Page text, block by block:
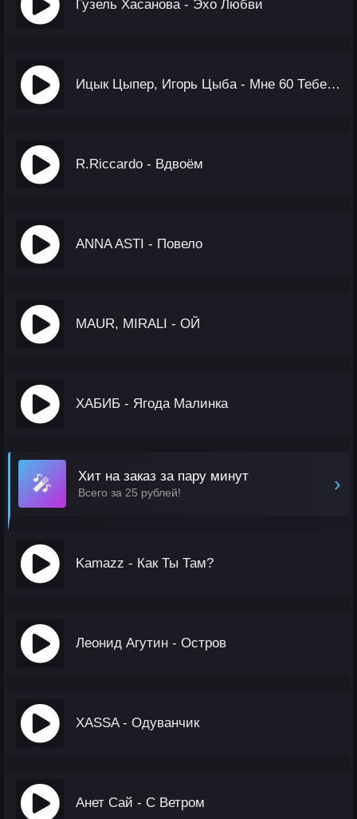
Гузель Хасанова - Эхо Любви
Ицык Цыпер, Игорь Цыба - Мне 60 Тебе 22
R.Riccardo - Вдвоём
ANNA ASTI - Повело
MAUR, MIRALI - ОЙ
ХАБИБ - Ягода Малинка
🎤 Хит на заказ за пару минут
Всего за 25 рублей! ›
Kamazz - Как Ты Там?
Леонид Агутин - Остров
XASSA - Одуванчик
Анет Сай - С Ветром